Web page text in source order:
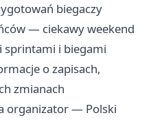
biegaczy
— ciekawy weekend
i biegami
o zapisach,
zmianach
organizator — Polski